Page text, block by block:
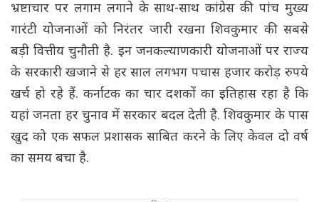
भ्रष्टाचार पर लगाम लगाने के साथ-साथ कांग्रेस की पांच मुख्य
गारंटी योजनाओं को निरंतर जारी रखना शिवकुमार की सबसे
बड़ी वित्तीय चुनौती है. इन जनकल्याणकारी योजनाओं पर राज्य
के सरकारी खजाने से हर साल लगभग पचास हजार करोड़ रुपये
खर्च हो रहे हैं. कर्नाटक का चार दशकों का इतिहास रहा है कि
यहां जनता हर चुनाव में सरकार बदल देती है. शिवकुमार के पास
खुद को एक सफल प्रशासक साबित करने के लिए केवल दो वर्ष
का समय बचा है.